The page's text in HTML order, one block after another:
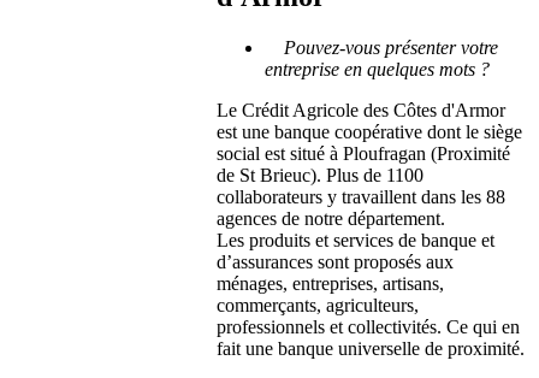
Pouvez-vous présenter votre
entreprise en quelques mots ?
Le Crédit Agricole des Côtes d'Armor
est une banque coopérative dont le siège
social est situé à Ploufragan (Proximité
de St Brieuc). Plus de 1100
collaborateurs y travaillent dans les 88
agences de notre département.
Les produits et services de banque et
d’assurances sont proposés aux
ménages, entreprises, artisans,
commerçants, agriculteurs,
professionnels et collectivités. Ce qui en
fait une banque universelle de proximité.